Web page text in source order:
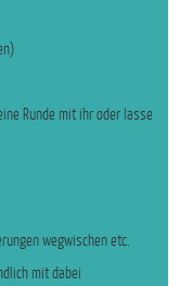
Runde mit ihr oder lasse
wegwischen etc.
mit dabei